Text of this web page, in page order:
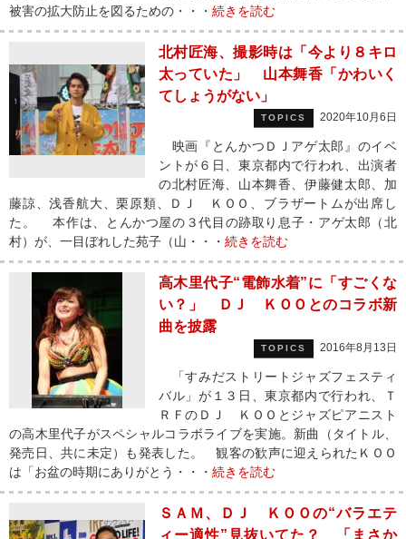
被害の拡大防止を図るための・・・ 続きを読む
北村匠海、撮影時は「今より８キロ
太っていた」 山本舞香「かわいく
てしょうがない」
TOPICS 2020年10月6日
映画『とんかつＤＪアゲ太郎』のイベ
ントが６日、東京都内で行われ、出演者
の北村匠海、山本舞香、伊藤健太郎、加
藤諒、浅香航大、栗原類、ＤＪ ＫＯＯ、ブラザートムが出席し
た。 本作は、とんかつ屋の３代目の跡取り息子・アゲ太郎（北
村）が、一目ぼれした苑子（山・・・ 続きを読む
高木里代子“電飾水着”に「すごくな
い？」 ＤＪ ＫＯＯとのコラボ新
曲を披露
TOPICS 2016年8月13日
「すみだストリートジャズフェスティ
バル」が１３日、東京都内で行われ、Ｔ
ＲＦのＤＪ ＫＯＯとジャズピアニスト
の高木里代子がスペシャルコラボライブを実施。新曲（タイトル、
発売日、共に未定）も発表した。 観客の歓声に迎えられたＫＯＯ
は「お盆の時期にありがとう・・・ 続きを読む
ＳＡＭ、ＤＪ ＫＯＯの“バラエテ
ィー適性”見抜いてた？ 「まさか